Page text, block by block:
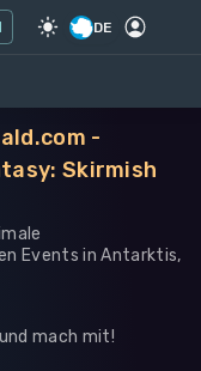
DE
-
Skirmish
Events in Antarktis,
mach mit!